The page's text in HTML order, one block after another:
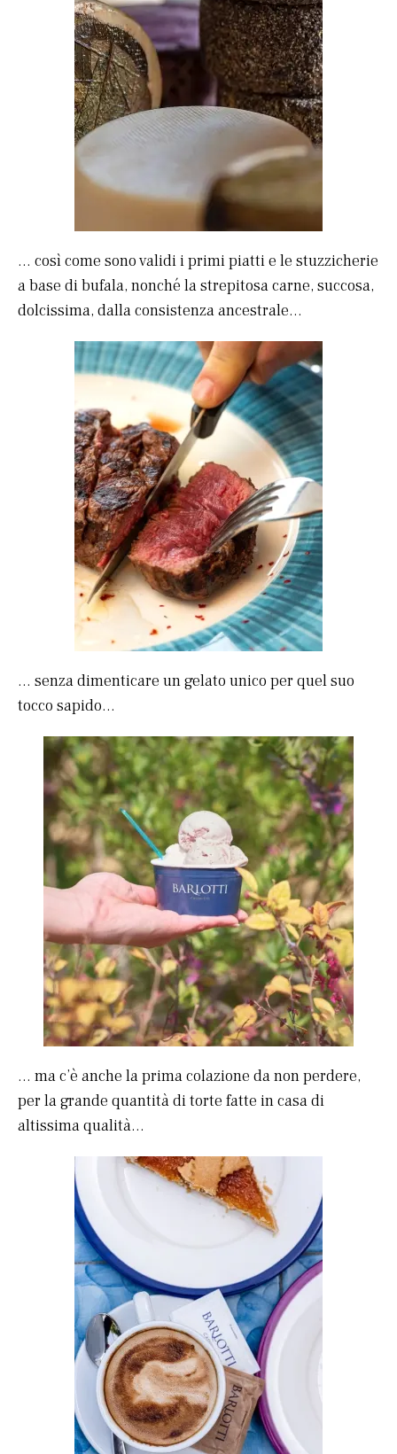
… così come sono validi i primi piatti e le stuzzicherie
a base di bufala, nonché la strepitosa carne, succosa,
dolcissima, dalla consistenza ancestrale…
… senza dimenticare un gelato unico per quel suo
tocco sapido…
… ma c’è anche la prima colazione da non perdere,
per la grande quantità di torte fatte in casa di
altissima qualità…